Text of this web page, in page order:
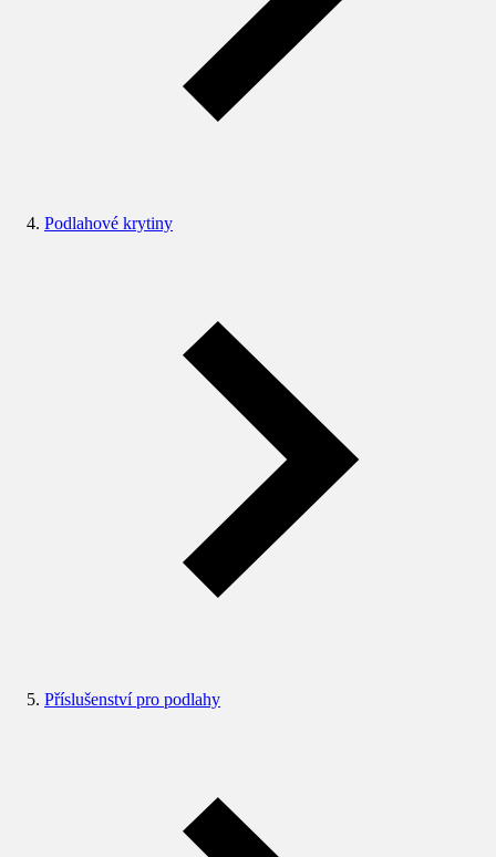
Podlahové krytiny
Příslušenství pro podlahy